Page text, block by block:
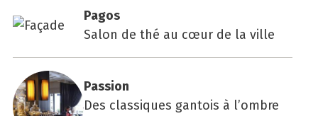
Pagos
Salon de thé au cœur de la ville
Pas­sion
Des classiques gantois à l’ombre